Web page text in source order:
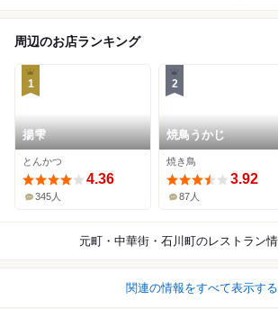
周辺のお店ランキング
1
揚雫
とんかつ
4.36
345人
2
焼鳥うかじ
焼き鳥
3.92
87人
元町・中華街・石川町のレストラン
関連の情報をすべて表示する